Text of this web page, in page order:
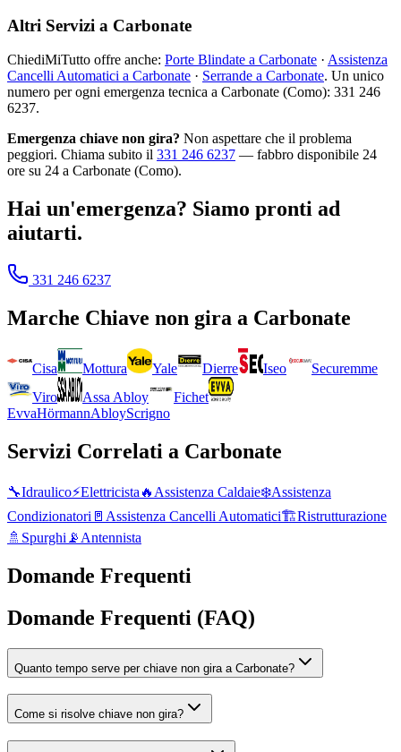
Altri Servizi a Carbonate
ChiediMiTutto offre anche: Porte Blindate a Carbonate · Assistenza
Cancelli Automatici a Carbonate · Serrande a Carbonate. Un unico
numero per ogni emergenza tecnica a Carbonate (Como): 331 246
6237.
Emergenza chiave non gira? Non aspettare che il problema
peggiori. Chiama subito il 331 246 6237 — fabbro disponibile 24
ore su 24 a Carbonate (Como).
Hai un'emergenza? Siamo pronti ad
aiutarti.
331 246 6237
Marche Chiave non gira a Carbonate
Cisa Mottura Yale Dierre Iseo
Securemme
Viro
Assa Abloy
Fichet
EvvaHörmannAbloyScrigno
Servizi Correlati a Carbonate
🔧Idraulico⚡Elettricista 🔥 Assistenza Caldaie❄️Assistenza
Condizionatori 🚪 Assistenza Cancelli Automatici🏗️Ristrutturazione
🚿 Spurghi 📡 Antennista
Domande Frequenti
Domande Frequenti (FAQ)
Quanto tempo serve per chiave non gira a Carbonate?
Come si risolve chiave non gira?